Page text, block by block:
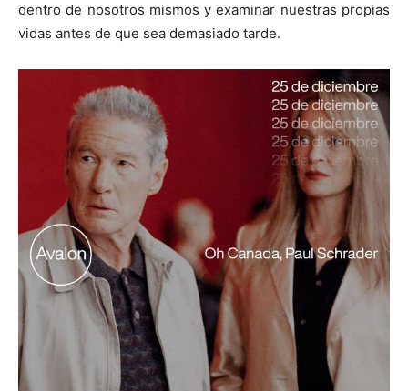
dentro de nosotros mismos y examinar nuestras propias
vidas antes de que sea demasiado tarde.